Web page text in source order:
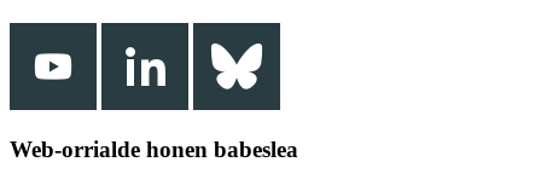
Web-orrialde honen babeslea